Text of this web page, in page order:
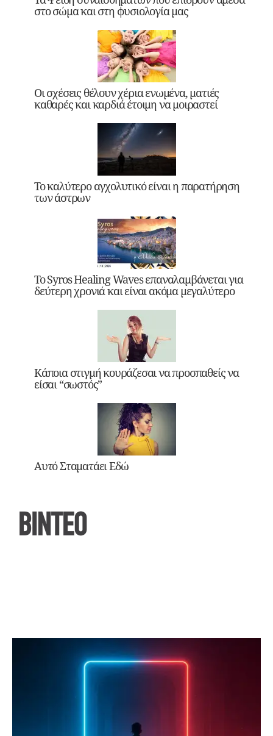
στο σώμα και στη φυσιολογία μας
Οι σχέσεις θέλουν χέρια ενωμένα, ματιές
καθαρές και καρδιά έτοιμη να μοιραστεί
Το καλύτερο αγχολυτικό είναι η παρατήρηση
των άστρων
Το Syros Healing Waves επαναλαμβάνεται για
δεύτερη χρονιά και είναι ακόμα μεγαλύτερο
Κάποια στιγμή κουράζεσαι να προσπαθείς να
είσαι “σωστός”
Αυτό Σταματάει Εδώ
ΒΙΝΤΕΟ